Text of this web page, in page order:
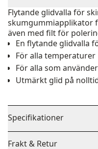
Flytande glidvalla för
skumgummiapplikator
även med filt för
En flytande glidvalla
För alla temperaturer
För alla som
Utmärkt glid på
Specifikationer
Frakt & Retur